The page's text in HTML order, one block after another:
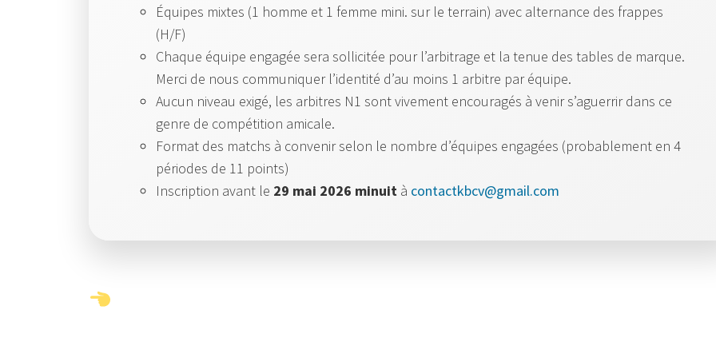
Équipes mixtes (1 homme et 1 femme mini. sur le terrain) avec alternance des frappes
(H/F)
Chaque équipe engagée sera sollicitée pour l’arbitrage et la tenue des tables de marque.
Merci de nous communiquer l’identité d’au moins 1 arbitre par équipe.
Aucun niveau exigé, les arbitres N1 sont vivement encouragés à venir s’aguerrir dans ce
genre de compétition amicale.
Format des matchs à convenir selon le nombre d’équipes engagées (probablement en 4
périodes de 11 points)
Inscription avant le 29 mai 2026 minuit à contactkbcv@gmail.com
Post